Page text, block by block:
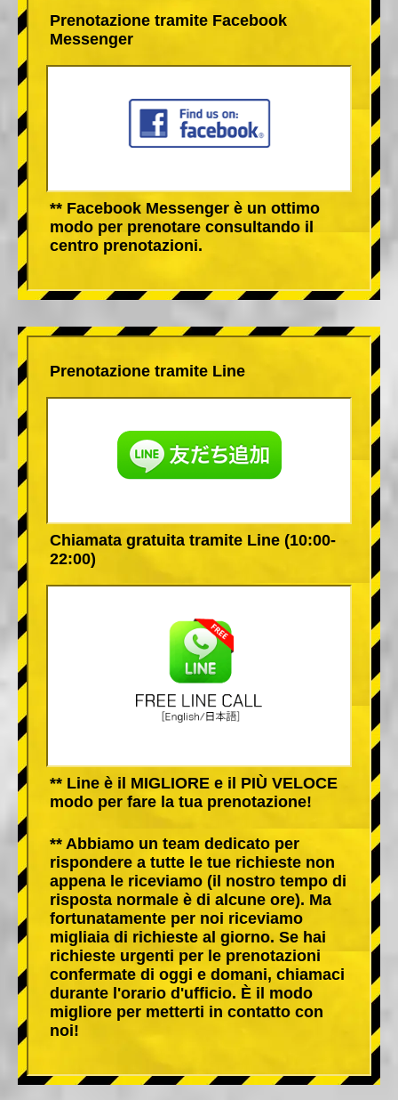
Prenotazione tramite Facebook
Messenger
** Facebook Messenger è un ottimo
modo per prenotare consultando il
centro prenotazioni.
Prenotazione tramite Line
Chiamata gratuita tramite Line (10:00-
22:00)
** Line è il MIGLIORE e il PIÙ VELOCE
modo per fare la tua prenotazione!
** Abbiamo un team dedicato per
rispondere a tutte le tue richieste non
appena le riceviamo (il nostro tempo di
risposta normale è di alcune ore). Ma
fortunatamente per noi riceviamo
migliaia di richieste al giorno. Se hai
richieste urgenti per le prenotazioni
confermate di oggi e domani, chiamaci
durante l'orario d'ufficio. È il modo
migliore per metterti in contatto con
noi!